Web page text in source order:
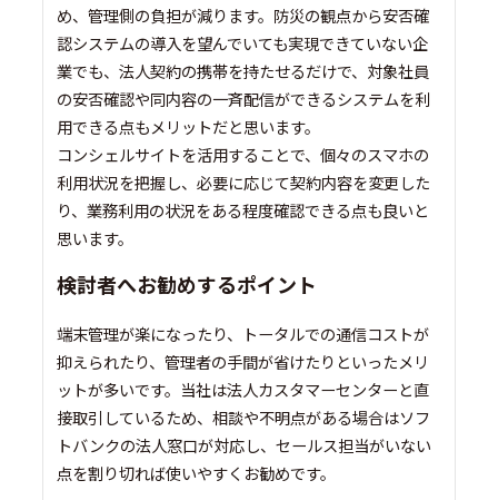
め、管理側の負担が減ります。防災の観点から安否確
認システムの導入を望んでいても実現できていない企
業でも、法人契約の携帯を持たせるだけで、対象社員
の安否確認や同内容の一斉配信ができるシステムを利
用できる点もメリットだと思います。
コンシェルサイトを活用することで、個々のスマホの
利用状況を把握し、必要に応じて契約内容を変更した
り、業務利用の状況をある程度確認できる点も良いと
思います。
検討者へお勧めするポイント
端末管理が楽になったり、トータルでの通信コストが
抑えられたり、管理者の手間が省けたりといったメリ
ットが多いです。当社は法人カスタマーセンターと直
接取引しているため、相談や不明点がある場合はソフ
トバンクの法人窓口が対応し、セールス担当がいない
点を割り切れば使いやすくお勧めです。